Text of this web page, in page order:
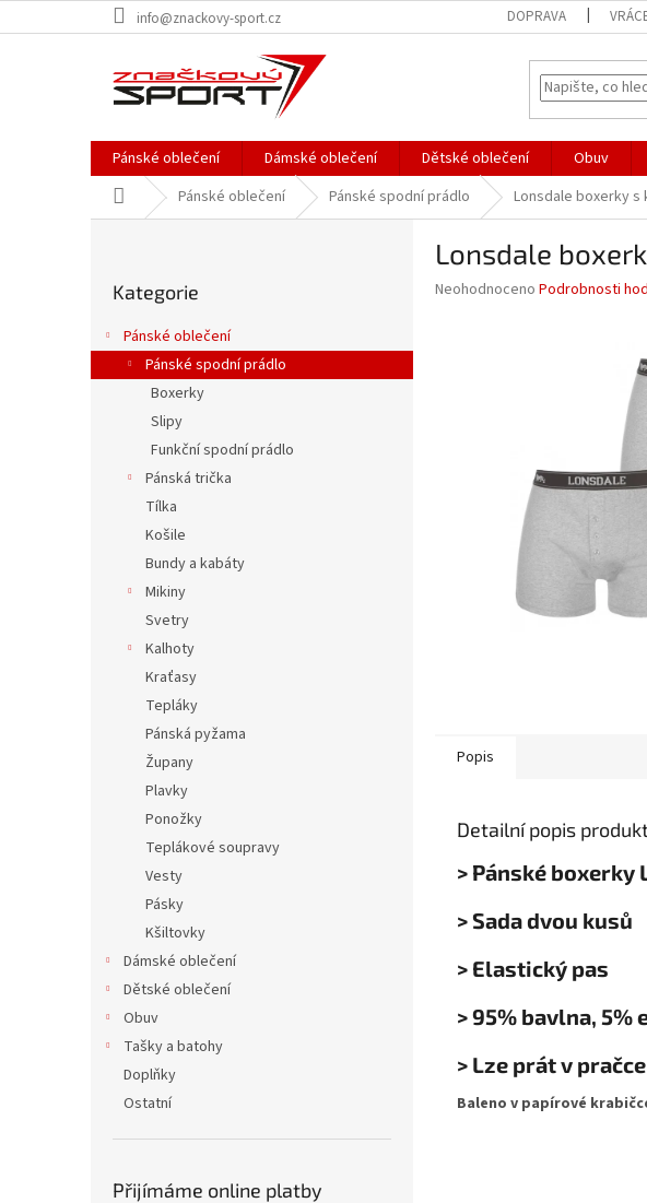
na
info@znackovy-sport.cz DOPRAVA
Pánské oblečení Dámské oblečení Dětské oblečení Obuv
Domů Pánské oblečení Pánské spodní prádlo Lonsdale boxerky
a
n
kategorie
Kategorie
Pánské oblečení
Pánské spodní prádlo
Boxerky
Slipy
Funkční spodní prádlo
Pánská trička
Tílka
Košile
Bundy a kabáty
Mikiny
Svetry
Kalhoty
Kraťasy
Tepláky
Pánská pyžama
Župany
Plavky
Ponožky
Teplákové soupravy
Vesty
Pásky
Kšiltovky
Dámské oblečení
Dětské oblečení
Obuv
Tašky a batohy
Doplňky
Ostatní
Přijímáme online platby
Lonsdale
Průměrné
Neohodnoceno Podrobnosti
Popis
Detailní popis
> Pánské
> Sada dvou kusů
> Elastický pas
> 95% bavlna, 5%
> Lze prát v pračce
Baleno v papírové